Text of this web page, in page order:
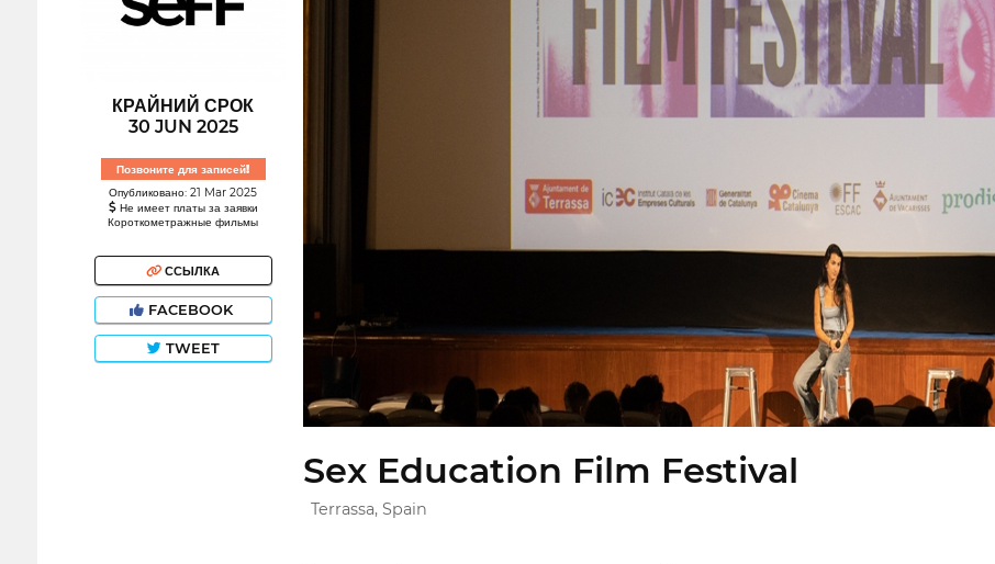
КРАЙНИЙ СРОК
30 JUN 2025
Позвоните для записей!
Опубликовано: 21 Mar 2025
Не имеет платы за заявки
Короткометражные фильмы
ССЫЛКА
FACEBOOK
TWEET
Sex Education Film Festival
Terrassa, Spain